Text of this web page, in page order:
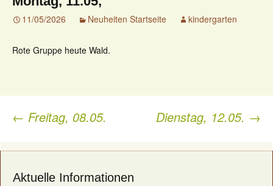
11/05/2026 Neuheiten Startseite kindergarten
Rote Gruppe heute Wald.
Post
← Freitag, 08.05. Dienstag, 12.05. →
Aktuelle Informationen